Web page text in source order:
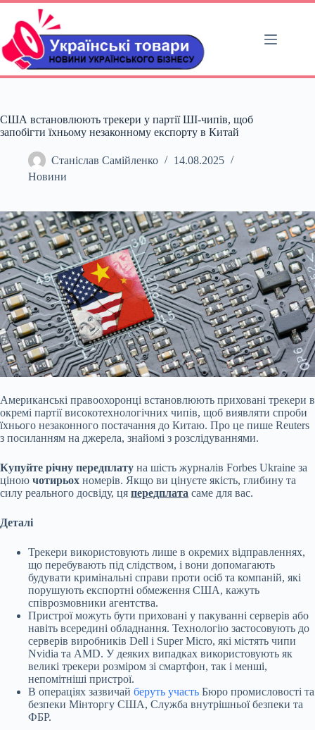
Перейти
вмісту
США встановлюють трекери у партії ШІ-чипів, щоб
запобігти їхньому незаконному експорту в Китай
Станіслав Самійленко
14.08.2025
Новини
Американські правоохоронці встановлюють приховані трекери в
окремі партії високотехнологічних чипів, щоб виявляти спроби
їхнього незаконного постачання до Китаю. Про це пише Reuters
з посиланням на джерела, знайомі з розслідуваннями.
Купуйте річну передплату на шість журналів Forbes Ukraine за
ціною чотирьох номерів. Якщо ви цінуєте якість, глибину та
силу реального досвіду, ця передплата саме для вас.
Деталі
Трекери використовують лише в окремих відправленнях,
що перебувають під слідством, і вони допомагають
будувати кримінальні справи проти осіб та компаній, які
порушують експортні обмеження США, кажуть
співрозмовники агентства.
Пристрої можуть бути приховані у пакуванні серверів або
навіть всередині обладнання. Технологію застосовують до
серверів виробників Dell і Super Micro, які містять чипи
Nvidia та AMD. У деяких випадках використовують як
великі трекери розміром зі смартфон, так і менші,
непомітніші пристрої.
В операціях зазвичай беруть участь Бюро промисловості та
безпеки Мінторгу США, Служба внутрішньої безпеки та
ФБР.